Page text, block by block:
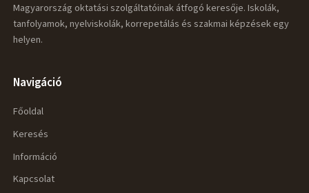
Magyarország oktatási szolgáltatóinak átfogó keresője. Iskolák,
tanfolyamok, nyelviskolák, korrepetálás és szakmai képzések egy
helyen.
Navigáció
Főoldal
Keresés
Információ
Kapcsolat